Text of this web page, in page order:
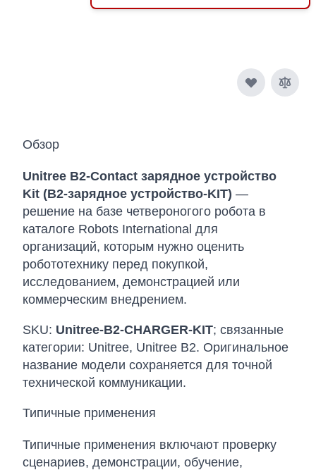
Обзор
Unitree B2-Contact зарядное устройство
Kit (B2-зарядное устройство-KIT) —
решение на базе четвероногого робота в
каталоге Robots International для
организаций, которым нужно оценить
робототехнику перед покупкой,
исследованием, демонстрацией или
коммерческим внедрением.
SKU: Unitree-B2-CHARGER-KIT; связанные
категории: Unitree, Unitree B2. Оригинальное
название модели сохраняется для точной
технической коммуникации.
Типичные применения
Типичные применения включают проверку
сценариев, демонстрации, обучение,